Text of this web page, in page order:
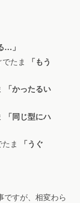
…」
たま
「もう
「かったるい
「同じ型にハ
ま
「うぐ
ですが、相変わら